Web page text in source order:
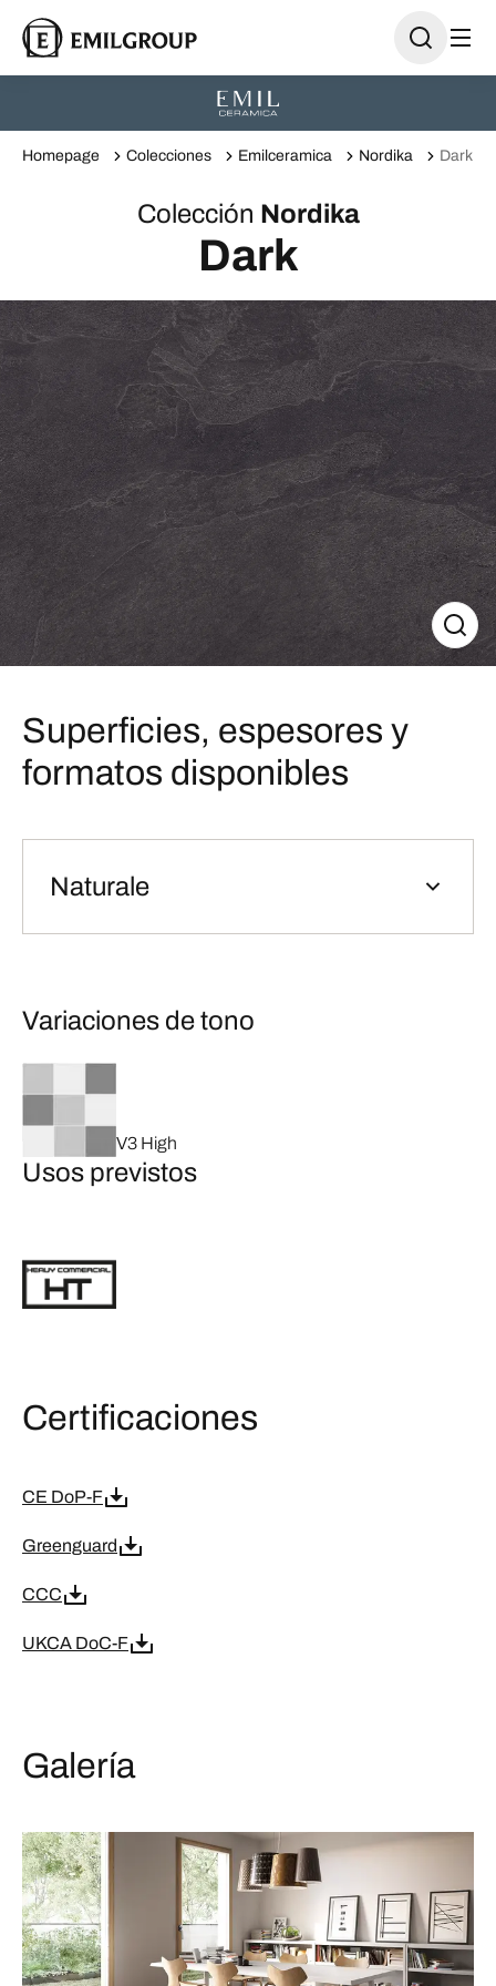
Homepage Colecciones Emilceramica Nordika Dark
Colección Nordika
Dark
Superficies, espesores y
formatos disponibles
Naturale
Variaciones de tono
V3 High
Usos previstos
Certificaciones
CE DoP-F
Greenguard
CCC
UKCA DoC-F
Galería